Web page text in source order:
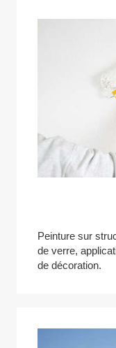
Peinture sur
de verre,
de décoration.